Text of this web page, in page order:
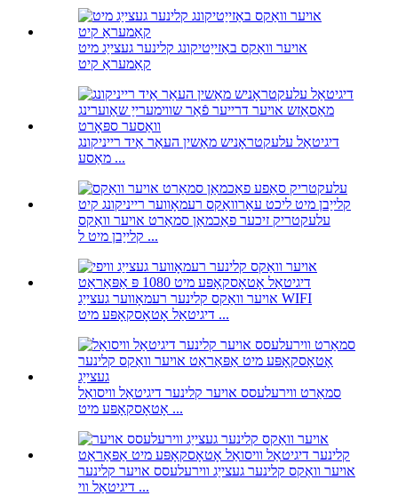
אויער וואַקס באַזייַטיקונג קלינער געצייַג מיט
קאַמעראַ קיט
דיגיטאַל עלעקטראָניש מאַשין העאַר אַיד רייניקונג
מאַסע ...
עלעקטריק זיכער פאַכמאַן סמאַרט אויער וואַקס
קלייַבן מיט ל ...
אויער וואַקס קלינער רעמאָווער געצייַג WIFI
דיגיטאַל אָטאָסקאָפּע מיט ...
סמאַרט ווירעלעסס אויער קלינער דיגיטאַל וויסואַל
אָטאָסקאָפּע מיט ...
אויער וואַקס קלינער געצייַג ווירעלעסס אויער קלינער
דיגיטאַל ווי ...